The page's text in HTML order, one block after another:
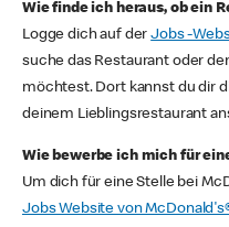
Wie finde ich heraus, ob ein
Logge dich auf derJobs -
suche das Restaurant oder
möchtest. Dort kannst du dir
deinem Lieblingsrestaurant
Wie bewerbe ich mich für
Um dich für eine Stelle bei
Jobs Website von